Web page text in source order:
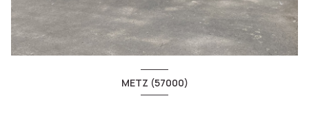
METZ (57000)